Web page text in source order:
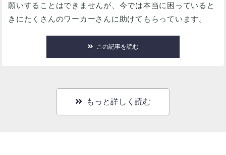
願いすることはできませんが、今では本当に困っていると
きにたくさんのワーカーさんに助けてもらっています。
この記事を読む
もっと詳しく読む